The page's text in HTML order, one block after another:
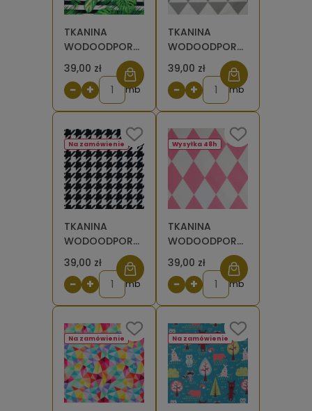
TKANINA
WODOODPORNA
OXFORD Liście
tropikalne na
pasach
39,00 zł
− + mb
TKANINA
WODOODPORNA
OXFORD
Trójkąty szaro-
białe
39,00 zł
− + mb
TKANINA
WODOODPORNA
OXFORD
Pepitka
czarno-biała
39,00 zł
Na zamówienie
− + mb
TKANINA
WODOODPORNA
OXFORD Od
ręki- Romby
różowe
39,00 zł
Wysyłka 48h
− + mb
Na zamówienie Na zamówienie